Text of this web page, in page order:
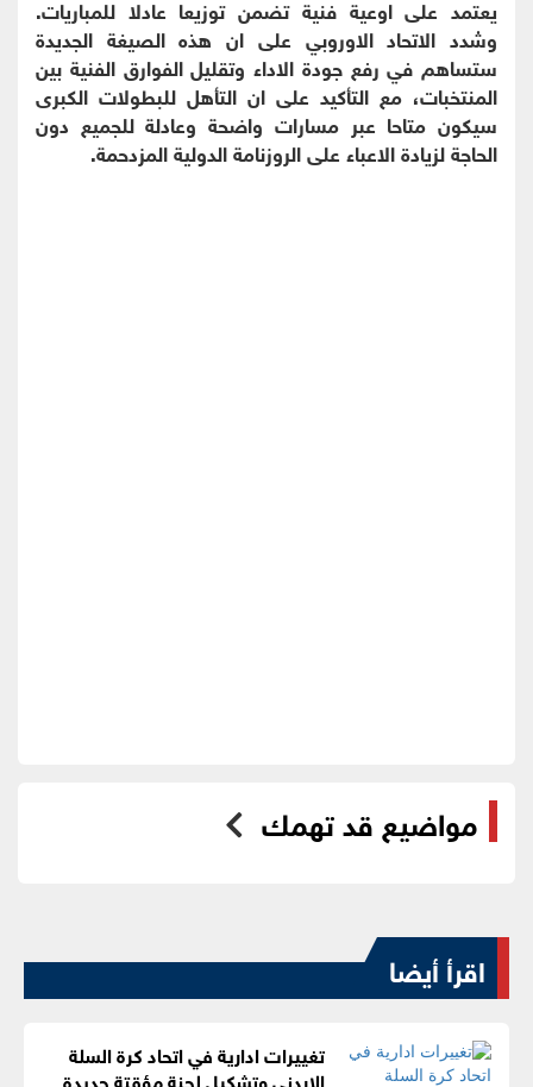
يعتمد على اوعية فنية تضمن توزيعا عادلا للمباريات.
وشدد الاتحاد الاوروبي على ان هذه الصيغة الجديدة
ستساهم في رفع جودة الاداء وتقليل الفوارق الفنية بين
المنتخبات، مع التأكيد على ان التأهل للبطولات الكبرى
سيكون متاحا عبر مسارات واضحة وعادلة للجميع دون
الحاجة لزيادة الاعباء على الروزنامة الدولية المزدحمة.
مواضيع قد تهمك
اقرأ أيضا
تغييرات ادارية في اتحاد كرة السلة
الاردني وتشكيل لجنة مؤقتة جديدة